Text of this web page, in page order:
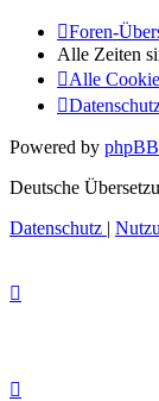
Foren-
Alle Zeiten
Alle
Powered by phpBB
Deutsche
Datenschutz |